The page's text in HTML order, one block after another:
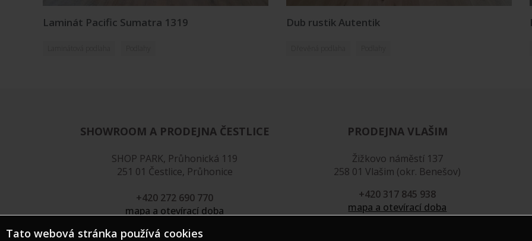
Tato webová stránka používá cookies
Laminát Pacific Sumatra 1319 Dub rustik Autentik
SHOWROOM A PRODEJNA ČESTLICE
SHOP PARK, Průhonická 119
251 01 Čestlice, Průhonice
+420 272 690 770
mapa a otevírací doba
PRODEJNA VLAŠIM
Žižkovo náměstí 137
258 01 Vlašim (okr. Benešov)
+420 317 845 938
mapa a otevírací doba